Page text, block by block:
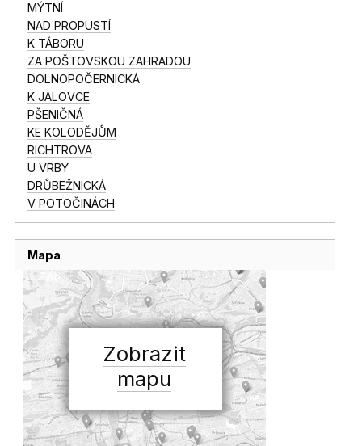
MÝTNÍ
NAD PROPUSTÍ
K TÁBORU
ZA POŠTOVSKOU ZAHRADOU
DOLNOPOČERNICKÁ
K JALOVCE
PŠENIČNÁ
KE KOLODĚJŮM
RICHTROVA
U VRBY
DRŮBEŽNICKÁ
V POTOČINÁCH
Mapa
Zobrazit
mapu